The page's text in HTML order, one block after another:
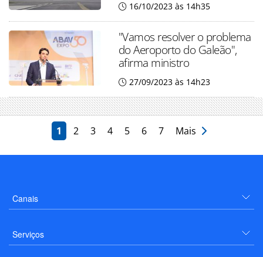
16/10/2023 às 14h35
"Vamos resolver o problema
do Aeroporto do Galeão",
afirma ministro
27/09/2023 às 14h23
1 2 3 4 5 6 7 Mais
Canais
Serviços